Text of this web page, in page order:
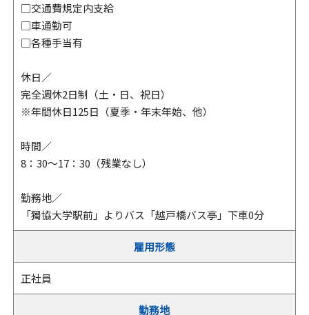
□交通費規定内支給
□車通勤可
□各種手当有
休日／
完全週休2日制（土・日、祝日）
※年間休日125日（夏季・年末年始、他）
時間／
8：30～17：30（残業なし）
勤務地／
「獨協大学駅前」よりバス「越戸橋バス亭」下車0分
雇用形態
正社員
勤務地